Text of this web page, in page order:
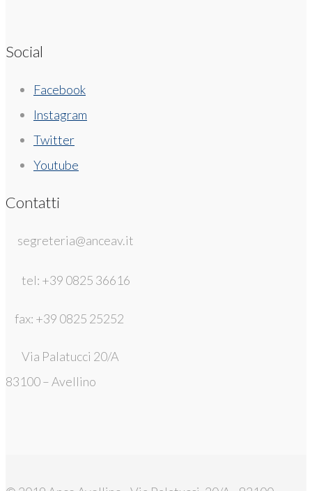
Social
Facebook
Instagram
Twitter
Youtube
Contatti
segreteria@anceav.it
tel: +39 0825 36616
fax: +39 0825 25252
Via Palatucci 20/A
83100 – Avellino